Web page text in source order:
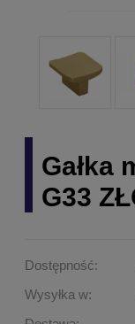
Gałka
G33
Dostępność:
Wysyłka w: